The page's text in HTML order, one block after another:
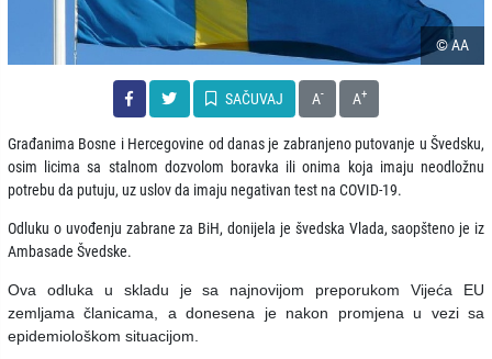
© AA
SAČUVAJ A- A+
Građanima Bosne i Hercegovine od danas je zabranjeno putovanje u Švedsku,
osim licima sa stalnom dozvolom boravka ili onima koja imaju neodložnu
potrebu da putuju, uz uslov da imaju negativan test na COVID-19.
Odluku o uvođenju zabrane za BiH, donijela je švedska Vlada, saopšteno je iz
Ambasade Švedske.
Ova odluka u skladu je sa najnovijom preporukom Vijeća EU
zemljama članicama, a donesena je nakon promjena u vezi sa
epidemiološkom situacijom.